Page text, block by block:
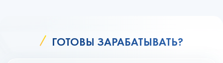
ГОТОВЫ ЗАРАБАТЫВАТЬ?